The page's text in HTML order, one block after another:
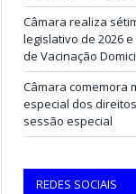
Câmara realiza
legislativo de 2026
de Vacinação
Câmara comemora
especial dos
sessão especial
REDES SOCIAIS